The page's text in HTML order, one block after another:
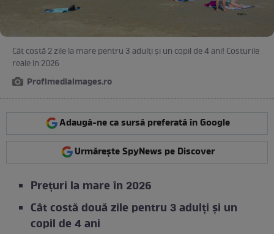
Cât costă 2 zile la mare pentru 3 adulți și un copil de 4 ani! Costurile
reale în 2026
Profimediaimages.ro
Adaugă-ne ca sursă preferată în Google
Urmărește SpyNews pe Discover
Prețuri la mare în 2026
Cât costă două zile pentru 3 adulți și un
copil de 4 ani